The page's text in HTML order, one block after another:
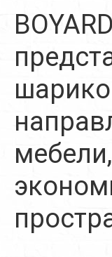
Технологии
Услуги
BOYARD